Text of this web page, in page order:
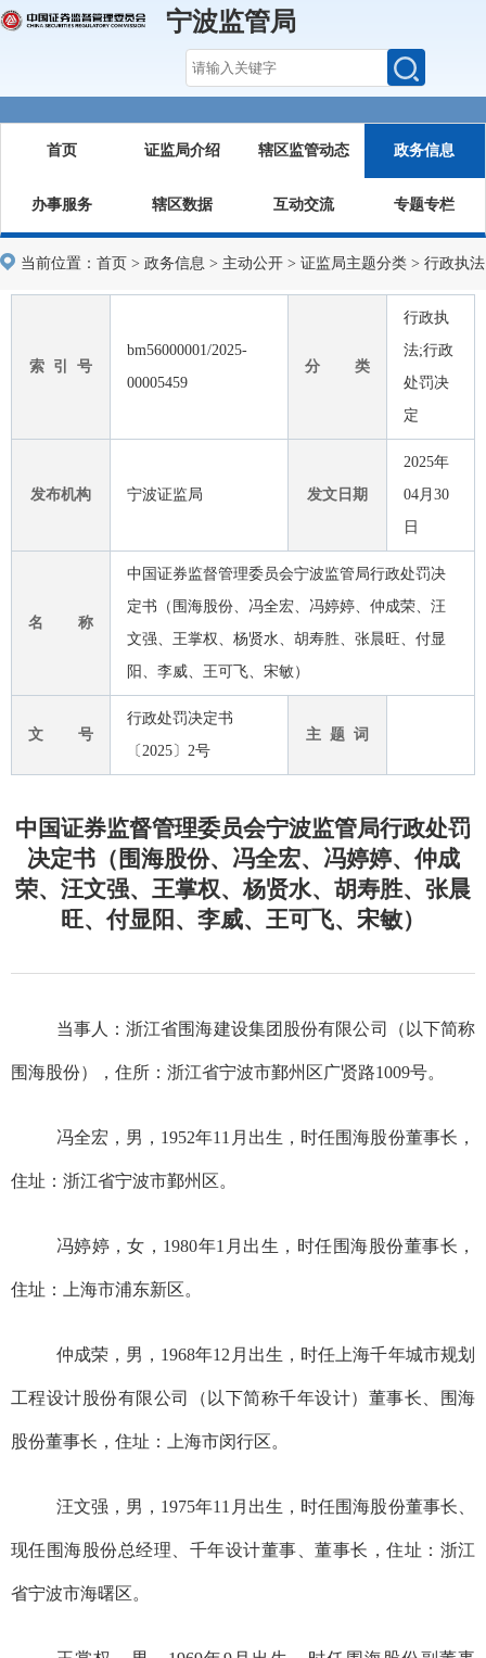
宁波监管局
首页 证监局介绍 辖区监管动态 政务信息
办事服务 辖区数据 互动交流 专题专栏
当前位置： 首页 > 政务信息 > 主动公开 > 证监局主题分类 > 行政执法
索 引 号
bm56000001/2025-
00005459
分 类
行政执
法;行政
处罚决
定
发布机构 宁波证监局 发文日期
2025年
04月30
日
名 称
中国证券监督管理委员会宁波监管局行政处罚决
定书（围海股份、冯全宏、冯婷婷、仲成荣、汪
文强、王掌权、杨贤水、胡寿胜、张晨旺、付显
阳、李威、王可飞、宋敏）
文 号
行政处罚决定书
〔2025〕2号
主 题 词
中国证券监督管理委员会宁波监管局行政处罚
决定书（围海股份、冯全宏、冯婷婷、仲成
荣、汪文强、王掌权、杨贤水、胡寿胜、张晨
旺、付显阳、李威、王可飞、宋敏）
当事人： 浙江省围海建设集团股份有限公司 （以下简称
围海股份），住所：浙江省宁波市鄞州区广贤路1009号。
冯全宏 ，男， 1952年11 月出生，时任围海股份董事长 ，
住址：浙江省宁波市鄞州区。
冯婷婷，女， 1980年1 月出生，时任围海股份董事长，
住址：上海市浦东新区。
仲成荣，男， 1968年12月出生，时任上海千年城市规划
工程设计股份有限公司（以下简称千年设计） 董事长、围海
股份董事长，住址：上海市闵行区。
汪文强 ，男， 1975年11 月出生，时任围海股份董事长、
现任围海股份总经理、千年设计董事、董事长，住址：浙江
省宁波市海曙区。